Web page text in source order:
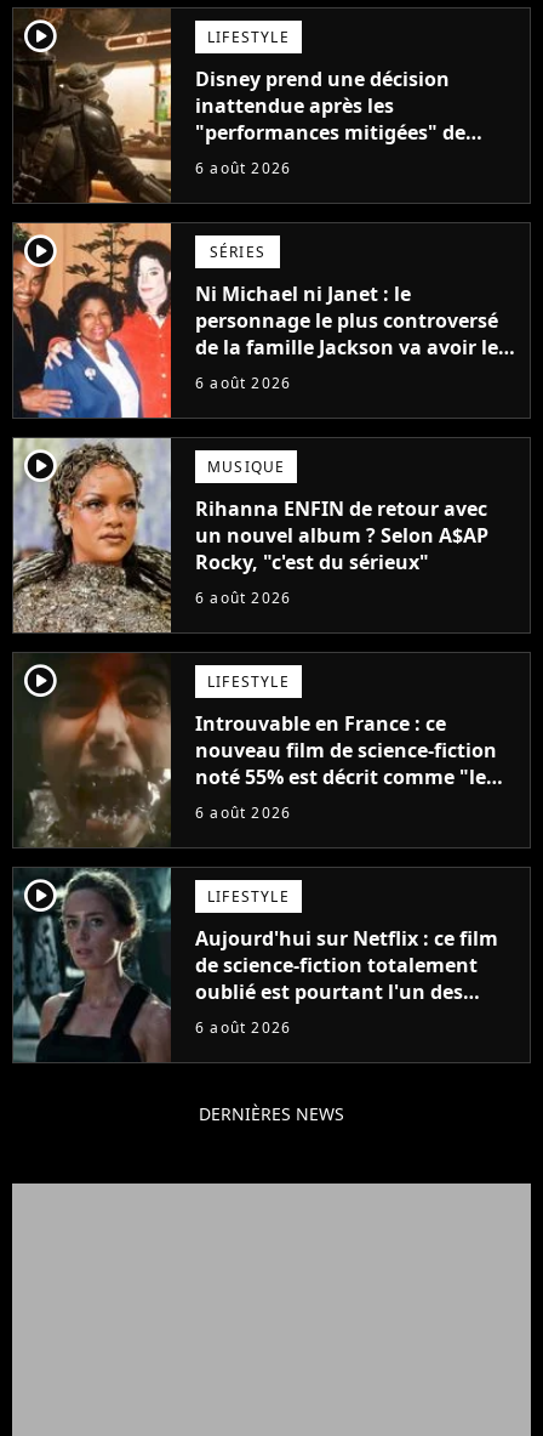
player2 LIFESTYLE
Disney prend une décision
inattendue après les
"performances mitigées" de
Vaiana et The Mandalorian &
6 août 2026
player2 SÉRIES
Ni Michael ni Janet : le
personnage le plus controversé
de la famille Jackson va avoir le
droit à sa propre série
6 août 2026
player2 MUSIQUE
Rihanna ENFIN de retour avec
un nouvel album ? Selon A$AP
Rocky, "c'est du sérieux"
6 août 2026
player2 LIFESTYLE
Introuvable en France : ce
nouveau film de science-fiction
noté 55% est décrit comme "le
plus stupide de l'année"
6 août 2026
player2 LIFESTYLE
Aujourd'hui sur Netflix : ce film
de science-fiction totalement
oublié est pourtant l'un des
meilleurs des années 2010
6 août 2026
DERNIÈRES NEWS